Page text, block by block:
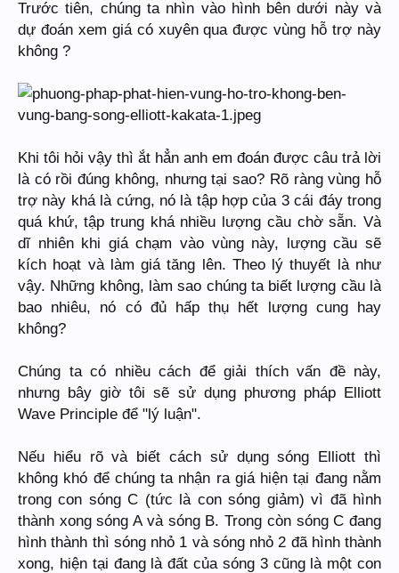
Trước tiên, chúng ta nhìn vào hình bên dưới này và
dự đoán xem giá có xuyên qua được vùng hỗ trợ này
không ?
Khi tôi hỏi vậy thì ắt hẳn anh em đoán được câu trả lời
là có rồi đúng không, nhưng tại sao? Rõ ràng vùng hỗ
trợ này khá là cứng, nó là tập hợp của 3 cái đáy trong
quá khứ, tập trung khá nhiều lượng cầu chờ sẵn. Và
dĩ nhiên khi giá chạm vào vùng này, lượng cầu sẽ
kích hoạt và làm giá tăng lên. Theo lý thuyết là như
vậy. Những không, làm sao chúng ta biết lượng cầu là
bao nhiêu, nó có đủ hấp thụ hết lượng cung hay
không?
Chúng ta có nhiều cách để giải thích vấn đề này,
nhưng bây giờ tôi sẽ sử dụng phương pháp Elliott
Wave Principle để "lý luận".
Nếu hiểu rõ và biết cách sử dụng sóng Elliott thì
không khó để chúng ta nhận ra giá hiện tại đang nằm
trong con sóng C (tức là con sóng giảm) vì đã hình
thành xong sóng A và sóng B. Trong còn sóng C đang
hình thành thì sóng nhỏ 1 và sóng nhỏ 2 đã hình thành
xong, hiện tại đang là đất của sóng 3 cũng là một con